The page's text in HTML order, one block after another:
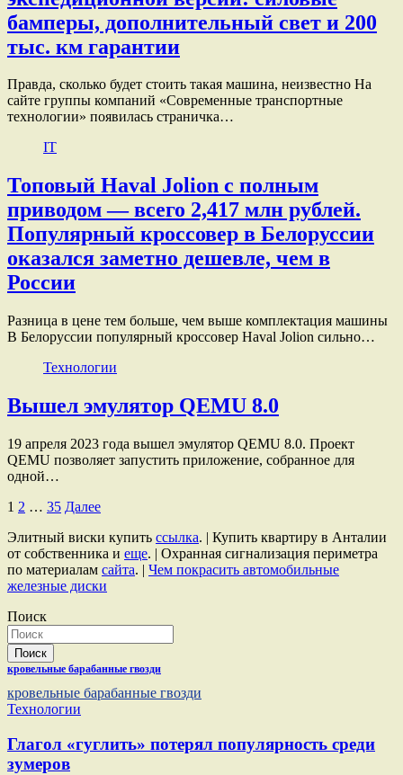
бамперы, дополнительный свет и 200
тыс. км гарантии
Правда, сколько будет стоить такая машина, неизвестно На
сайте группы компаний «Современные транспортные
технологии» появилась страничка…
IT
Топовый Haval Jolion с полным
приводом — всего 2,417 млн рублей.
Популярный кроссовер в Белоруссии
оказался заметно дешевле, чем в
России
Разница в цене тем больше, чем выше комплектация машины
В Белоруссии популярный кроссовер Haval Jolion сильно…
Технологии
Вышел эмулятор QEMU 8.0
19 апреля 2023 года вышел эмулятор QEMU 8.0. Проект
QEMU позволяет запустить приложение, собранное для
одной…
Пагинация
записей
1 2 … 35 Далее
Элитный виски купить ссылка. | Купить квартиру в Анталии
от собственника и еще. | Охранная сигнализация периметра
по материалам сайта. | Чем покрасить автомобильные
железные диски
Поиск
Поиск
кровельные барабанные гвозди
кровельные барабанные гвозди
Технологии
Глагол «гуглить» потерял популярность среди
зумеров